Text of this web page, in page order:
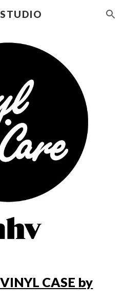
Skip to navigation
CASE by